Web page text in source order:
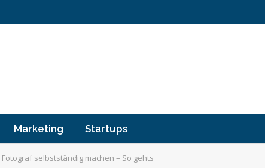
Marketing Startups
Fotograf selbstständig machen – So gehts